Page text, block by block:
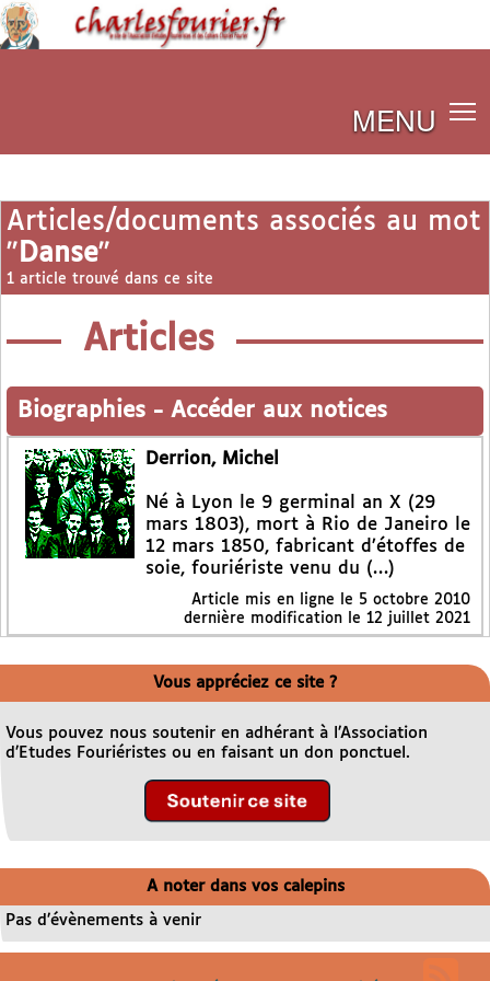
MENU
Articles/documents associés au mot
" Danse"
1 article trouvé dans ce site
Articles
Biographies - Accéder aux notices
Derrion, Michel
Né à Lyon le 9 germinal an X (29
mars 1803), mort à Rio de Janeiro le
12 mars 1850, fabricant d’étoffes de
soie, fouriériste venu du (…)
Article mis en ligne le 5 octobre 2010
dernière modification le 12 juillet 2021
Vous appréciez ce site ?
Vous pouvez nous soutenir en adhérant à l’Association
d’Etudes Fouriéristes ou en faisant un don ponctuel.
A noter dans vos calepins
Pas d’évènements à venir